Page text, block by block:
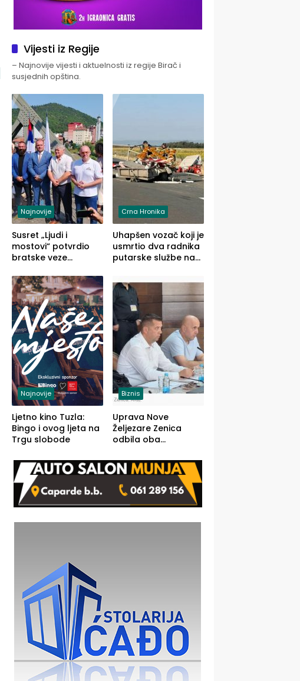
Vijesti iz Regije
– Najnovije vijesti i aktuelnosti iz regije Birač i
susjednih opština.
Najnovije
Susret „Ljudi i
mostovi“ potvrdio
bratske veze
Zvornika
Crna Hronika
Uhapšen vozač koji je
usmrtio dva radnika
putarske službe na
prema Šapcu
(FOTO)
Najnovije
Ljetno kino Tuzla:
Bingo i ovog ljeta na
Trgu slobode
Biznis
Uprava Nove
Željezare Zenica
odbila oba
FBiH: Ustrajni da je
stečaj jedino rješenje